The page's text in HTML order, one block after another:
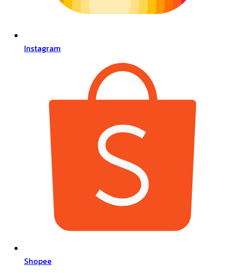
Instagram
Shopee